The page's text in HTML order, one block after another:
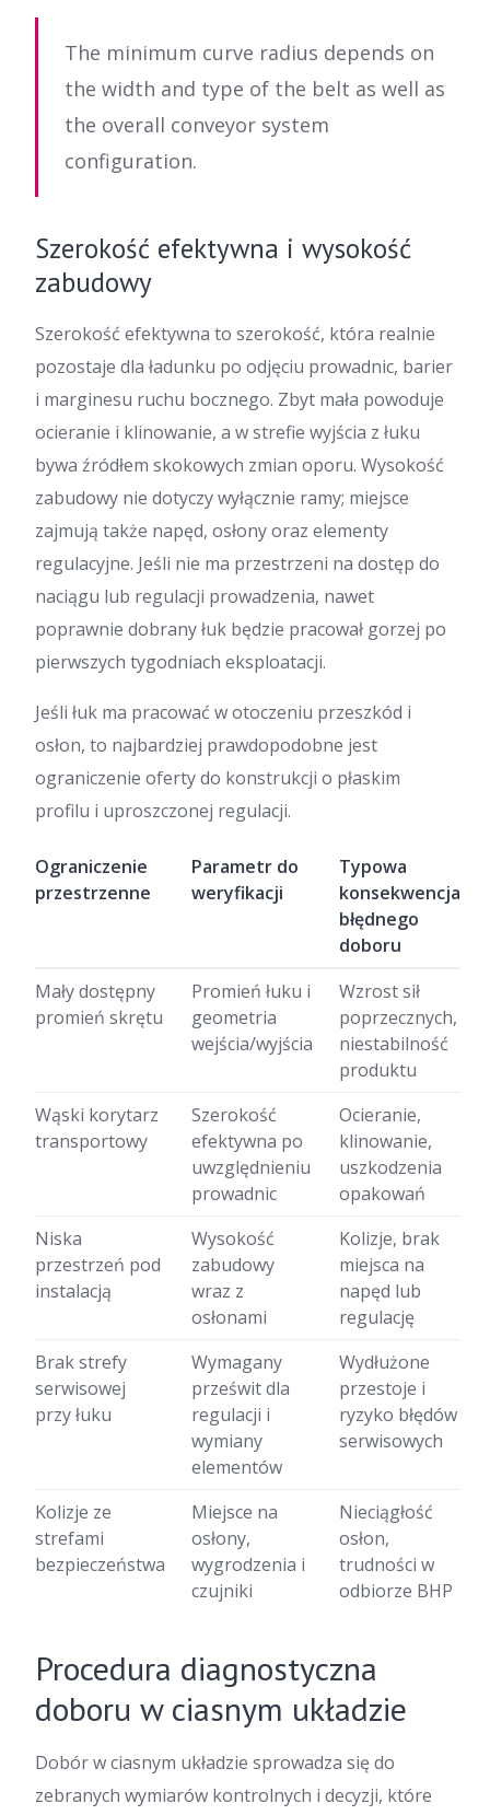
The minimum curve radius depends on
the width and type of the belt as well as
the overall conveyor system
configuration.
Szerokość efektywna i wysokość
zabudowy
Szerokość efektywna to szerokość, która realnie
pozostaje dla ładunku po odjęciu prowadnic, barier
i marginesu ruchu bocznego. Zbyt mała powoduje
ocieranie i klinowanie, a w strefie wyjścia z łuku
bywa źródłem skokowych zmian oporu. Wysokość
zabudowy nie dotyczy wyłącznie ramy; miejsce
zajmują także napęd, osłony oraz elementy
regulacyjne. Jeśli nie ma przestrzeni na dostęp do
naciągu lub regulacji prowadzenia, nawet
poprawnie dobrany łuk będzie pracował gorzej po
pierwszych tygodniach eksploatacji.
Jeśli łuk ma pracować w otoczeniu przeszkód i
osłon, to najbardziej prawdopodobne jest
ograniczenie oferty do konstrukcji o płaskim
profilu i uproszczonej regulacji.
Ograniczenie
przestrzenne
Parametr do
weryfikacji
Typowa
konsekwencja
błędnego
doboru
Mały dostępny
promień skrętu
Promień łuku i
geometria
wejścia/wyjścia
Wzrost sił
poprzecznych,
niestabilność
produktu
Wąski korytarz
transportowy
Szerokość
efektywna po
uwzględnieniu
prowadnic
Ocieranie,
klinowanie,
uszkodzenia
opakowań
Niska
przestrzeń pod
instalacją
Wysokość
zabudowy
wraz z
osłonami
Kolizje, brak
miejsca na
napęd lub
regulację
Brak strefy
serwisowej
przy łuku
Wymagany
prześwit dla
regulacji i
wymiany
elementów
Wydłużone
przestoje i
ryzyko błędów
serwisowych
Kolizje ze
strefami
bezpieczeństwa
Miejsce na
osłony,
wygrodzenia i
czujniki
Nieciągłość
osłon,
trudności w
odbiorze BHP
Procedura diagnostyczna
doboru w ciasnym układzie
Dobór w ciasnym układzie sprowadza się do
zebranych wymiarów kontrolnych i decyzji, które